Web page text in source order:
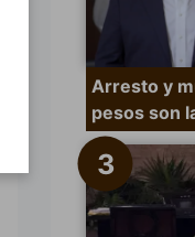
Arresto y
pesos son